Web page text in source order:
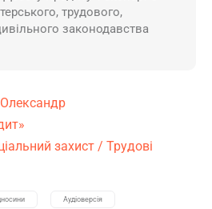
трудового,
законодавства
захист / Трудові
Аудіоверсія